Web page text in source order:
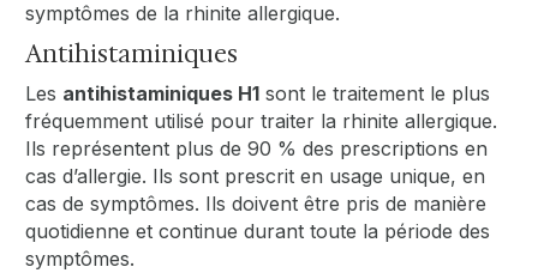
symptômes de la rhinite allergique.
Antihistaminiques
Les antihistaminiques H1 sont le traitement le plus
fréquemment utilisé pour traiter la rhinite allergique.
Ils représentent plus de 90 % des prescriptions en
cas d’allergie. Ils sont prescrit en usage unique, en
cas de symptômes. Ils doivent être pris de manière
quotidienne et continue durant toute la période des
symptômes.